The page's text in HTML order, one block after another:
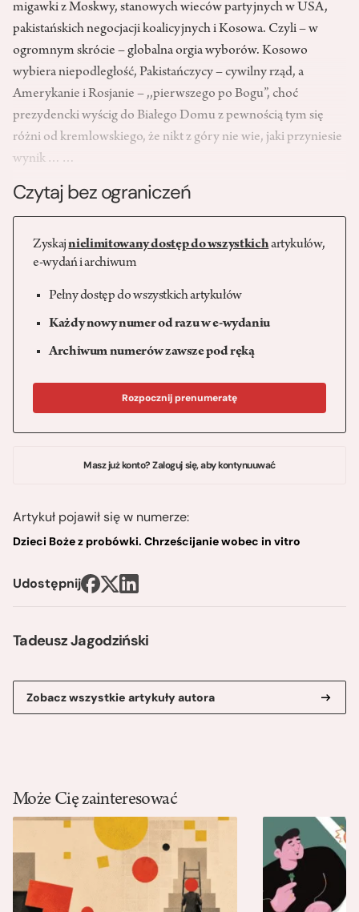
Tadeusz Jagodziński
Zobacz wszystkie artykuły autora
migawki z Moskwy, stanowych wieców partyjnych w USA,
pakistańskich negocjacji koalicyjnych i Kosowa. Czyli – w
ogromnym skrócie – globalna orgia wyborów. Kosowo
wybiera niepodległość, Pakistańczycy – cywilny rząd, a
Amerykanie i Rosjanie – ,,pierwszego po Bogu”, choć
prezydencki wyścig do Białego Domu z pewnością tym się
różni od kremlowskiego, że nikt z góry nie wie, jaki przyniesie
wynik……
Czytaj bez ograniczeń
Zyskajnielimitowany dostęp do wszystkichartykułów,
e-wydań i archiwum
Pełny dostęp do wszystkich artykułów
Każdy nowy numer od razu w e-wydaniu
Archiwum numerów zawsze pod ręką
Rozpocznij prenumeratę
Masz już konto? Zaloguj się, aby kontynuuwać
Artykuł pojawił się w numerze:
Dzieci Boże z probówki. Chrześcijanie wobec in vitro
Udostępnij
Może Cię zainteresować